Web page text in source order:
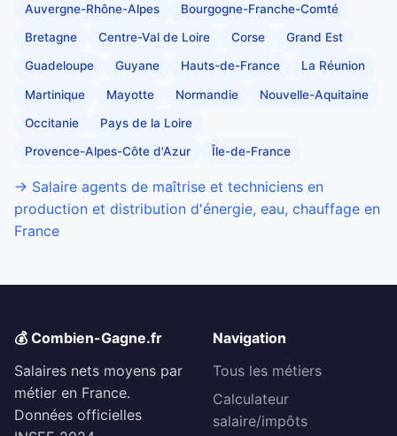
Auvergne-Rhône-Alpes Bourgogne-Franche-Comté
Bretagne Centre-Val de Loire Corse Grand Est
Guadeloupe Guyane Hauts-de-France La Réunion
Martinique Mayotte Normandie Nouvelle-Aquitaine
Occitanie Pays de la Loire
Provence-Alpes-Côte d'Azur Île-de-France
→ Salaire agents de maîtrise et techniciens en
production et distribution d'énergie, eau, chauffage en
France
💰 Combien-Gagne.fr
Salaires nets moyens par
métier en France.
Données officielles
Navigation
Tous les métiers
Calculateur
salaire/impôts